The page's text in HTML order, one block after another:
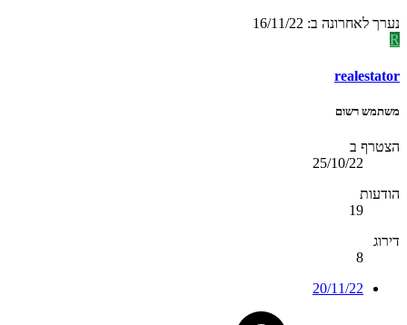
נערך לאחרונה ב: 16/11/22
R
realestator
משתמש רשום
הצטרף ב
25/10/22
הודעות
19
דירוג
8
20/11/22